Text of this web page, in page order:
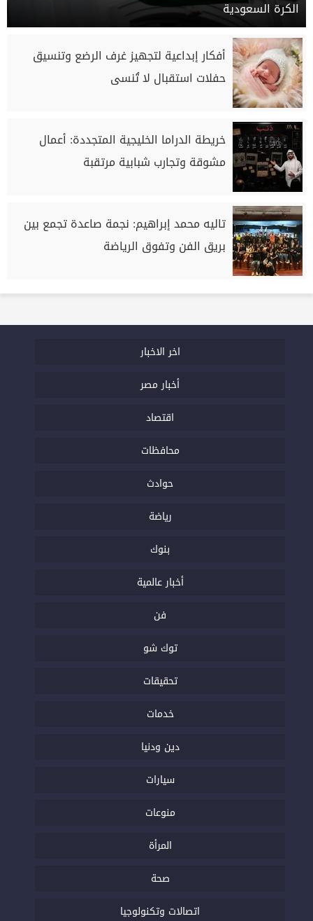
الكرة السعودية
أفكار إبداعية لتجهيز غرف الرضع وتنسيق
حفلات استقبال لا تُنسى
خريطة الدراما الخليجية المتجددة: أعمال
مشوقة وتجارب شبابية مرتقبة
تاليه محمد إبراهيم: نجمة صاعدة تجمع بين
بريق الفن وتفوق الرياضة
اخر الاخبار
أخبار مصر
اقتصاد
محافظات
حوادث
رياضة
بنوك
أخبار عالمية
فن
توك شو
تحقيقات
خدمات
دين ودنيا
سيارات
منوعات
المرأة
صحة
اتصالات وتكنولوجيا